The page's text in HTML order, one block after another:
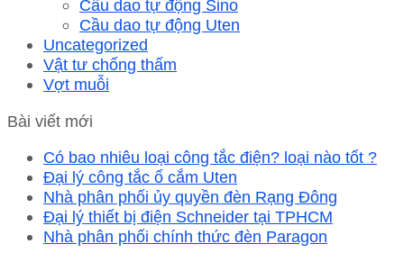
Cầu dao tự động Sino
Cầu dao tự động Uten
Uncategorized
Vật tư chống thấm
Vợt muỗi
Bài viết mới
Có bao nhiêu loại công tắc điện? loại nào tốt ?
Đại lý công tắc ổ cắm Uten
Nhà phân phối ủy quyền đèn Rạng Đông
Đại lý thiết bị điện Schneider tại TPHCM
Nhà phân phối chính thức đèn Paragon